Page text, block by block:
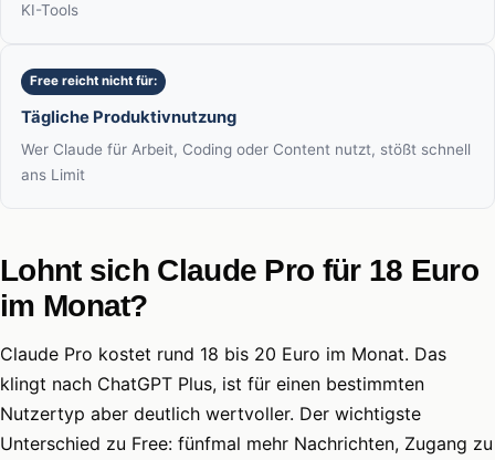
KI-Tools
Free reicht nicht für:
Tägliche Produktivnutzung
Wer Claude für Arbeit, Coding oder Content nutzt, stößt schnell
ans Limit
Lohnt sich Claude Pro für 18 Euro
im Monat?
Claude Pro kostet rund 18 bis 20 Euro im Monat. Das
klingt nach ChatGPT Plus, ist für einen bestimmten
Nutzertyp aber deutlich wertvoller. Der wichtigste
Unterschied zu Free: fünfmal mehr Nachrichten, Zugang zu